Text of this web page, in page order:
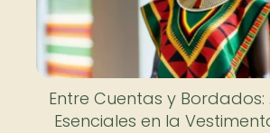
Entre Cuentas y Bordados:
Esenciales en la